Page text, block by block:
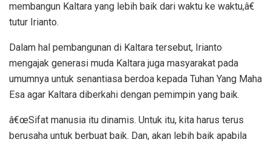
membangun Kaltara yang lebih baik dari waktu ke waktu,â€
tutur Irianto.
Dalam hal pembangunan di Kaltara tersebut, Irianto
mengajak generasi muda Kaltara juga masyarakat pada
umumnya untuk senantiasa berdoa kepada Tuhan Yang Maha
Esa agar Kaltara diberkahi dengan pemimpin yang baik.
â€œSifat manusia itu dinamis. Untuk itu, kita harus terus
berusaha untuk berbuat baik. Dan, akan lebih baik apabila